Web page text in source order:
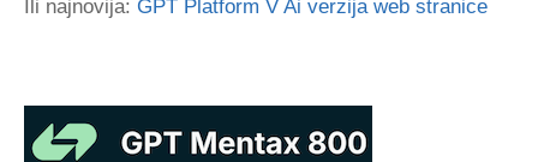
Ili najnovija: GPT Platform V Ai verzija web stranice